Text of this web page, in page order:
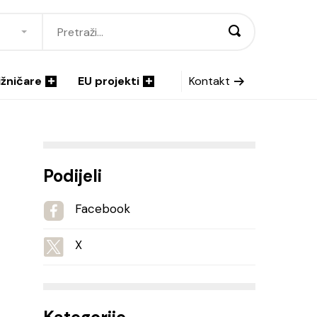
EU projekti Kontakt
Podijeli
Facebook
X